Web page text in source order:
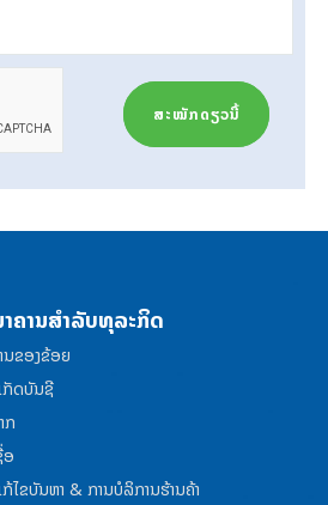
ສະໝັກດຽວນີ້
ຄານສຳລັບທຸລະກິດ
ນຂອງຂ້ອຍ
ກັດບັນຊີ
ກ
ໄຂບັນຫາ & ການບໍລິການຮ້ານຄ້າ